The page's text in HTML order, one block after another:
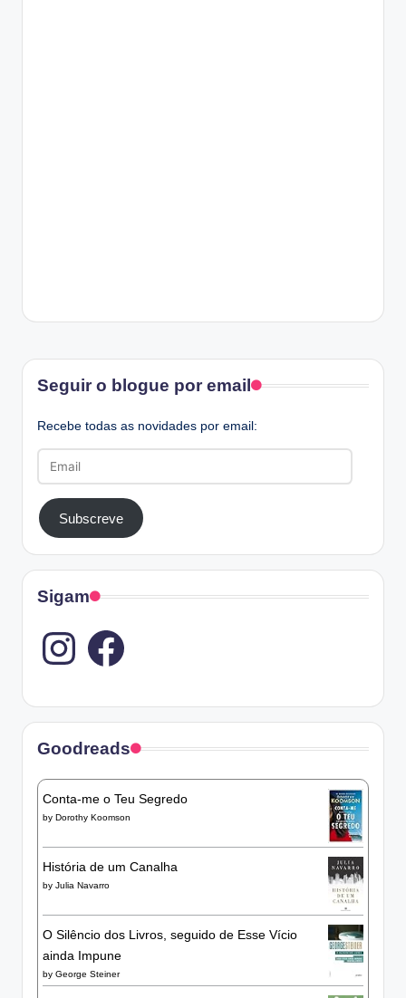
Seguir o blogue por email
Recebe todas as novidades por email:
Subscreve
Sigam
Instagram
Goodreads
Conta-me o Teu Segredo
by Dorothy Koomson
História de um Canalha
by Julia Navarro
O Silêncio dos Livros, seguido de Esse Vício
ainda Impune
by George Steiner